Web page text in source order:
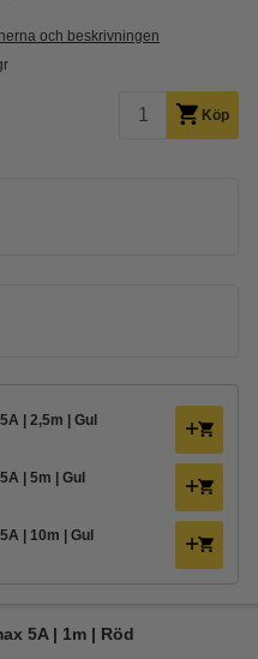
och beskrivningen
Köp
| max 5A | 2,5m | Gul
| max 5A | 5m | Gul
| max 5A | 10m | Gul
5A | 1m | Röd